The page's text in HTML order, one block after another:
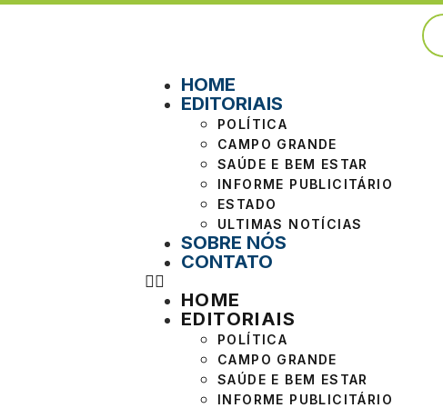
HOME
EDITORIAIS
POLÍTICA
CAMPO GRANDE
SAÚDE E BEM ESTAR
INFORME PUBLICITÁRIO
ESTADO
ULTIMAS NOTÍCIAS
SOBRE NÓS
CONTATO
HOME
EDITORIAIS
POLÍTICA
CAMPO GRANDE
SAÚDE E BEM ESTAR
INFORME PUBLICITÁRIO